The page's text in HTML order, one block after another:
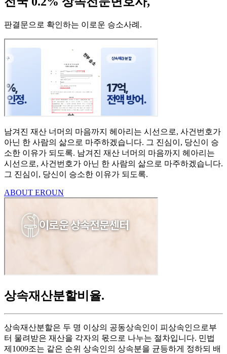
판결문으로 확인하는 이로운 승소사례 .
남겨진 재산 너머의 마음까지 헤아리는 시선으로, 사건번호가
아닌 한 사람의 삶으로 마주하겠습니다. 그 진심이, 당신이 승
소한 이유가 되도록. 남겨진 재산 너머의 마음까지 헤아리는
시선으로, 사건번호가 아닌 한 사람의 삶으로 마주하겠습니다.
그 진심이, 당신이 승소한 이유가 되도록.
ABOUT EROUN
상속재산분할비율.
상속재산분할은 두 명 이상의 공동상속인이 피상속인으로부
터 물려받은 재산을 각자의 몫으로 나누는 절차입니다. 민법
제1009조는 같은 순위 상속인의 상속분을 균등하게 정하되 배